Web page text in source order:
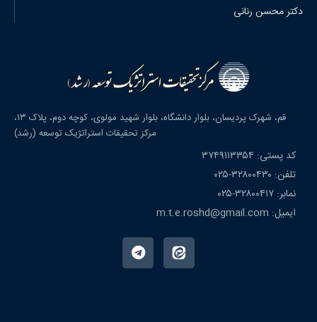
دکتر محسن رنانی
قم، شهرک پردیسان، بلوار دانشگاه، بلوار شهید مولوی، کوچه دوم، پلاک ۱۳،
مرکز تحقیقات استراتژیک توسعه (رشد)
کد پستی: ۳۷۴۹۱۱۳۳۵۴
تلفن: ۳۲۸۰۰۴۳۰-۰۲۵
نمابر: ۳۲۸۰۰۴۱۷-۰۲۵
ایمیل: m.t.e.roshd@gmail.com